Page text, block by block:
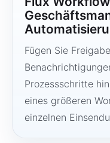
Fügen Sie
Prozessschritte
eines größeren
einzelnen